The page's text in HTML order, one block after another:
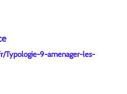
Typologie-9-amenager-les-